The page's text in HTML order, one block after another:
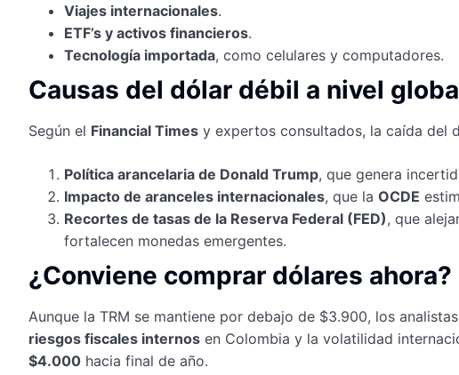
Viajes internacionales.
ETF’s y activos financieros.
Tecnología importada, como celulares y computadores.
Causas del dólar débil a nivel
Según el Financial Times y expertos consultados, la caída del
Política arancelaria de Donald Trump, que genera
Impacto de aranceles internacionales, que la OCDE
Recortes de tasas de la Reserva Federal (FED), que
fortalecen monedas emergentes.
¿Conviene comprar dólares ahora?
Aunque la TRM se mantiene por debajo de $3.900, los
riesgos fiscales internos en Colombia y la volatilidad
$4.000 hacia final de año.